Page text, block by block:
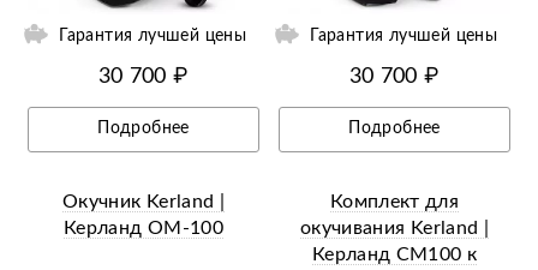
Гарантия лучшей цены
30 700 ₽
Подробнее
Гарантия лучшей цены
30 700 ₽
Подробнее
Окучник Kerland |
Керланд ОМ-100
Комплект для
окучивания Kerland |
Керланд СМ100 к